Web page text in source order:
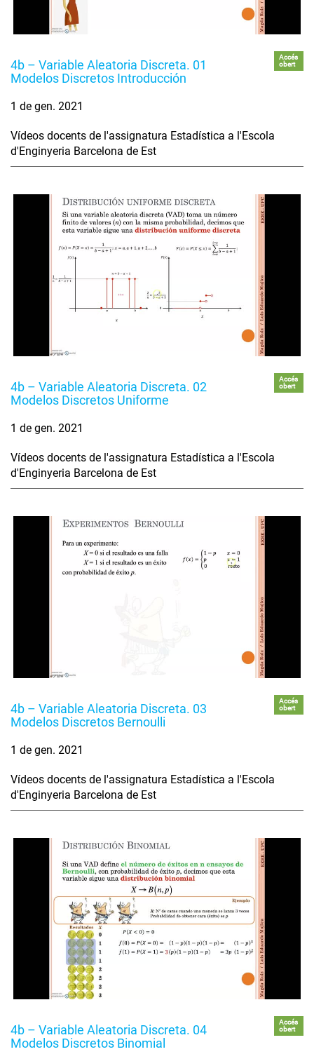
4b – Variable Aleatoria Discreta. 01
Modelos Discretos Introducción
Accés
obert
1 de gen. 2021
Vídeos docents de l'assignatura Estadística a l'Escola
d'Enginyeria Barcelona de Est
4b – Variable Aleatoria Discreta. 02
Modelos Discretos Uniforme
Accés
obert
1 de gen. 2021
Vídeos docents de l'assignatura Estadística a l'Escola
d'Enginyeria Barcelona de Est
4b – Variable Aleatoria Discreta. 03
Modelos Discretos Bernoulli
Accés
obert
1 de gen. 2021
Vídeos docents de l'assignatura Estadística a l'Escola
d'Enginyeria Barcelona de Est
4b – Variable Aleatoria Discreta. 04
Modelos Discretos Binomial
Accés
obert